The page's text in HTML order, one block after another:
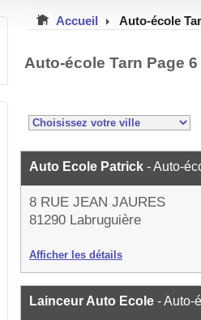
Accueil Auto-école
Auto-école Tarn Page 6
Auto Ecole Patrick - Auto-
8 RUE JEAN JAURES
81290 Labruguière
Afficher les détails
Lainceur Auto Ecole - Auto-